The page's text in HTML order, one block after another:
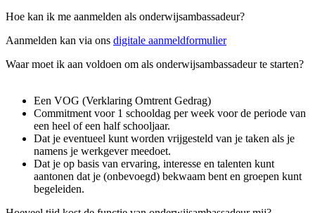
Hoe kan ik me aanmelden als onderwijsambassadeur?
Aanmelden kan via ons digitale aanmeldformulier
Waar moet ik aan voldoen om als onderwijsambassadeur te starten?
Een VOG (Verklaring Omtrent Gedrag)
Commitment voor 1 schooldag per week voor de periode van
een heel of een half schooljaar.​
Dat je eventueel kunt worden vrijgesteld van je taken als je
namens je werkgever meedoet.
Dat je op basis van ervaring, interesse en talenten kunt
aantonen dat je (onbevoegd) bekwaam bent en groepen kunt
begeleiden.